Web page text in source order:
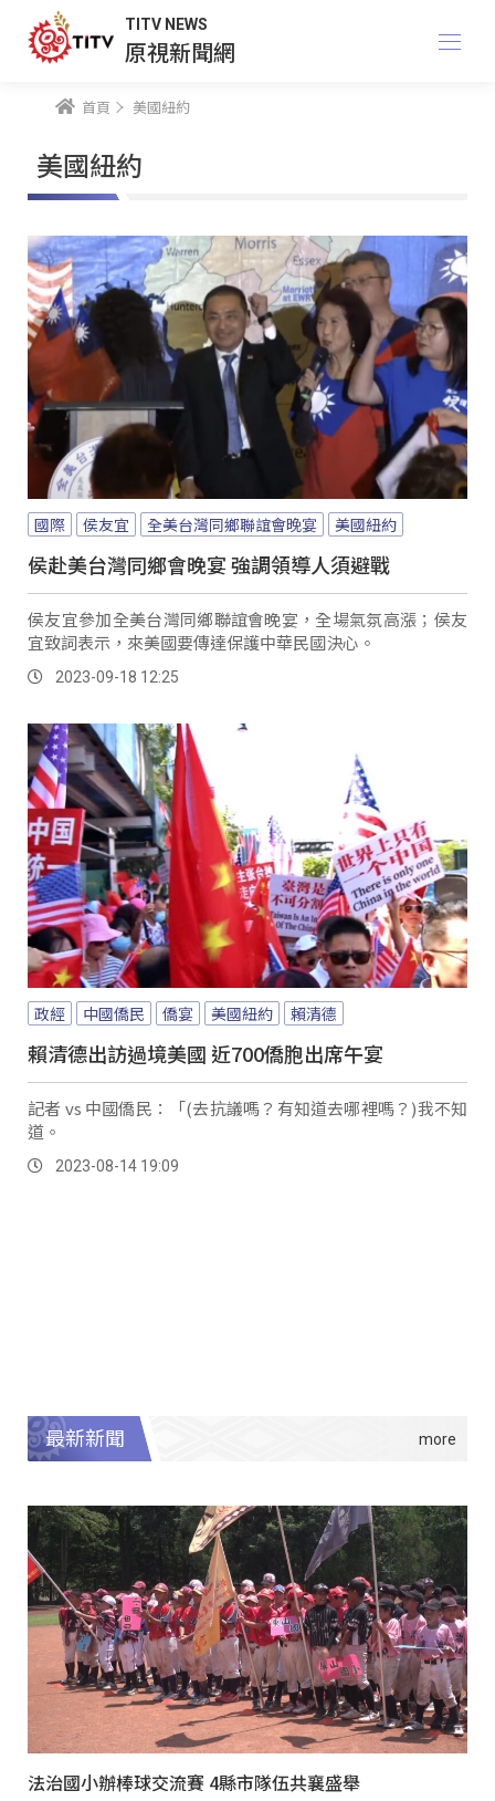
TITV NEWS
原視新聞網
首頁 美國紐約
美國紐約
國際 侯友宜 全美台灣同鄉聯誼會晚宴 美國紐約
侯赴美台灣同鄉會晚宴 強調領導人須避戰
侯友宜參加全美台灣同鄉聯誼會晚宴，全場氣氛高漲；侯友
宜致詞表示，來美國要傳達保護中華民國決心。
2023-09-18 12:25
政經 中國僑民 僑宴 美國紐約 賴清德
賴清德出訪過境美國 近700僑胞出席午宴
記者 vs 中國僑民：「(去抗議嗎？有知道去哪裡嗎？)我不知
道。
2023-08-14 19:09
最新新聞
法治國小辦棒球交流賽 4縣市隊伍共襄盛舉